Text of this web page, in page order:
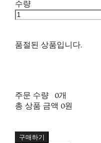
수량
품절된 상품입니다.
주문 수량
0개
총 상품 금액 0원
구매하기